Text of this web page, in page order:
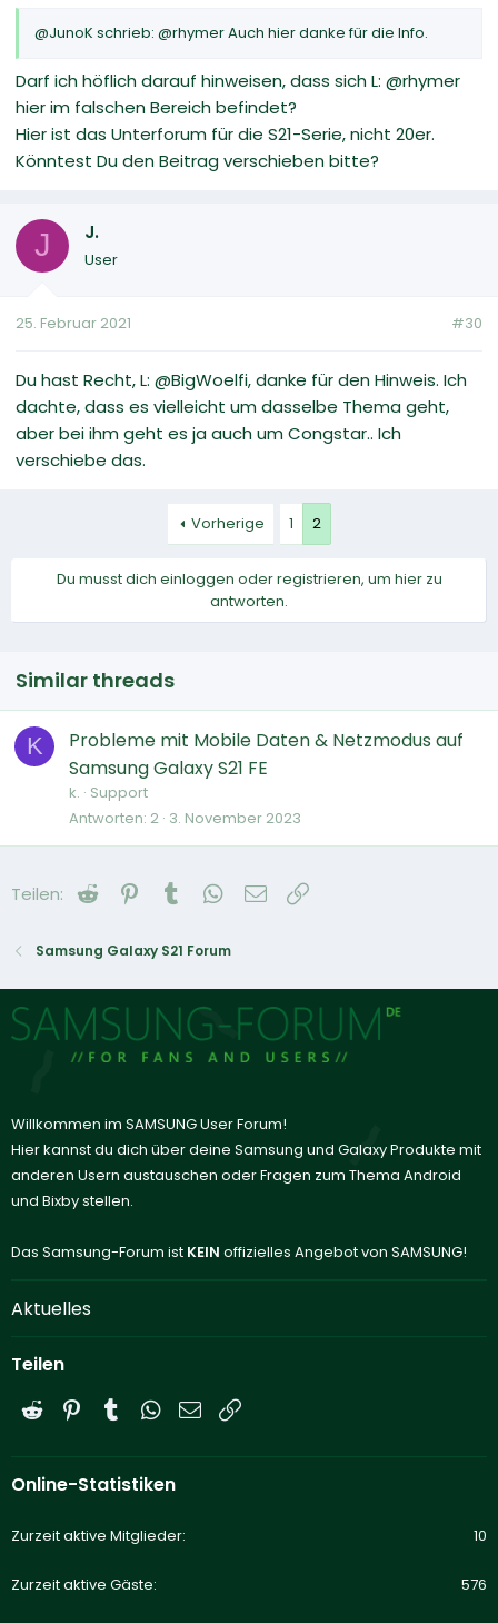
@JunoK schrieb: @rhymer Auch hier danke für die Info.
Darf ich höflich darauf hinweisen, dass sich L: @rhymer
hier im falschen Bereich befindet?
Hier ist das Unterforum für die S21-Serie, nicht 20er.
Könntest Du den Beitrag verschieben bitte?
J J.
User
25. Februar 2021 #30
Du hast Recht, L: @BigWoelfi, danke für den Hinweis. Ich
dachte, dass es vielleicht um dasselbe Thema geht,
aber bei ihm geht es ja auch um Congstar.. Ich
verschiebe das.
Vorherige 1 2
Du musst dich einloggen oder registrieren, um hier zu
antworten.
Similar threads
K
Probleme mit Mobile Daten & Netzmodus auf
Samsung Galaxy S21 FE
k. Support
Antworten 2 3. November 2023
Teilen: Reddit Pinterest
Tumblr WhatsApp
E-Mail
Samsung Galaxy S21 Forum
Willkommen im SAMSUNG User Forum!
Hier kannst du dich über deine Samsung und Galaxy Produkte mit
anderen Usern austauschen oder Fragen zum Thema Android
und Bixby stellen.
Das Samsung-Forum ist KEIN offizielles Angebot von SAMSUNG!
Aktuelles
Teilen
Reddit PinterestTumblrWhatsApp
E-Mail
Online-Statistiken
Zurzeit aktive Mitglieder 10
Zurzeit aktive Gäste 576